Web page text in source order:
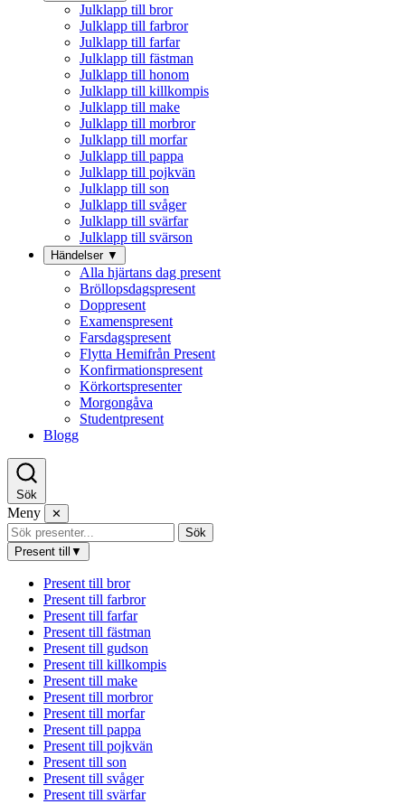
Julklapp till bror
Julklapp till farbror
Julklapp till farfar
Julklapp till fästman
Julklapp till honom
Julklapp till killkompis
Julklapp till make
Julklapp till morbror
Julklapp till morfar
Julklapp till pappa
Julklapp till pojkvän
Julklapp till son
Julklapp till svåger
Julklapp till svärfar
Julklapp till svärson
Händelser ▼
Alla hjärtans dag present
Bröllopsdagspresent
Doppresent
Examenspresent
Farsdagspresent
Flytta Hemifrån Present
Konfirmationspresent
Körkortspresenter
Morgongåva
Studentpresent
Blogg
Sök
Meny
✕
Sök
Present till ▼
Present till bror
Present till farbror
Present till farfar
Present till fästman
Present till gudson
Present till killkompis
Present till make
Present till morbror
Present till morfar
Present till pappa
Present till pojkvän
Present till son
Present till svåger
Present till svärfar